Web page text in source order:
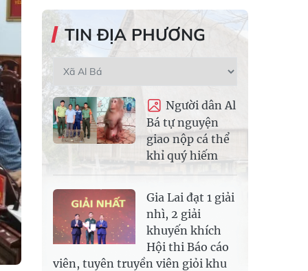
TIN ĐỊA PHƯƠNG
Người dân Al
Bá tự nguyện
giao nộp cá thể
khỉ quý hiếm
Gia Lai đạt 1 giải
nhì, 2 giải
khuyến khích
Hội thi Báo cáo
viên, tuyên truyền viên giỏi khu